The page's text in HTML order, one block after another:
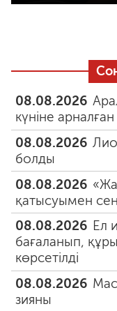
08.08.2026
күніне
08.08.2026
болды
08.08.2026
қатысуымен
08.08.2026 Ел
бағаланып,
көрсетілді
08.08.2026
зияны